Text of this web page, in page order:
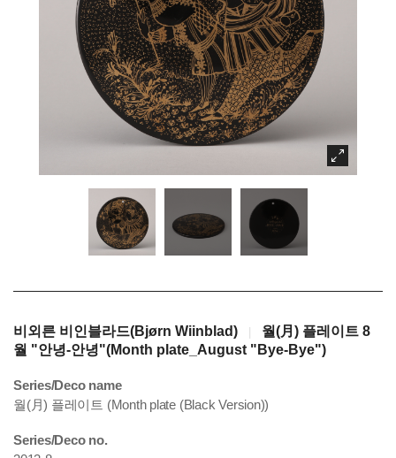
비외른 비인블라드(Bjørn Wiinblad)
월(月) 플레이트 8
월 "안녕-안녕"(Month plate_August "Bye-Bye")
Series/Deco name
월(月) 플레이트 (Month plate (Black Version))
Series/Deco no.